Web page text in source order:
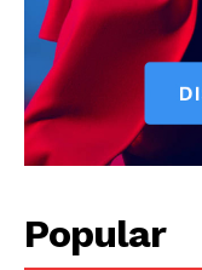
Popular